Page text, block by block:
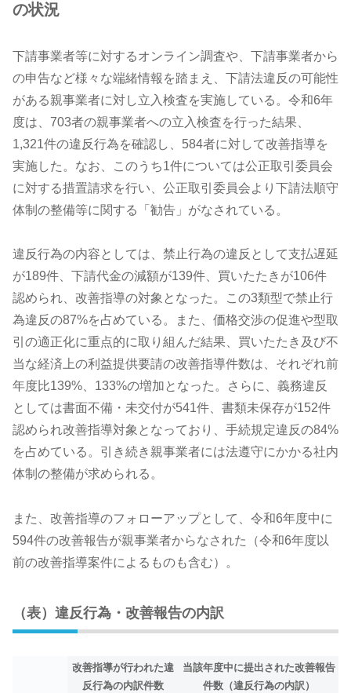
の状況
下請事業者等に対するオンライン調査や、下請事業者から
の申告など様々な端緒情報を踏まえ、下請法違反の可能性
がある親事業者に対し立入検査を実施している。令和6年
度は、703者の親事業者への立入検査を行った結果、
1,321件の違反行為を確認し、584者に対して改善指導を
実施した。なお、このうち1件については公正取引委員会
に対する措置請求を行い、公正取引委員会より下請法順守
体制の整備等に関する「勧告」がなされている。
違反行為の内容としては、禁止行為の違反として支払遅延
が189件、下請代金の減額が139件、買いたたきが106件
認められ、改善指導の対象となった。この3類型で禁止行
為違反の87%を占めている。また、価格交渉の促進や型取
引の適正化に重点的に取り組んだ結果、買いたたき及び不
当な経済上の利益提供要請の改善指導件数は、それぞれ前
年度比139%、133%の増加となった。さらに、義務違反
としては書面不備・未交付が541件、書類未保存が152件
認められ改善指導対象となっており、手続規定違反の84%
を占めている。引き続き親事業者には法遵守にかかる社内
体制の整備が求められる。
また、改善指導のフォローアップとして、令和6年度中に
594件の改善報告が親事業者からなされた（令和6年度以
前の改善指導案件によるものも含む）。
（表）違反行為・改善報告の内訳
改善指導が行われた違
反行為の内訳件数
当該年度中に提出された改善報告
件数（違反行為の内訳）